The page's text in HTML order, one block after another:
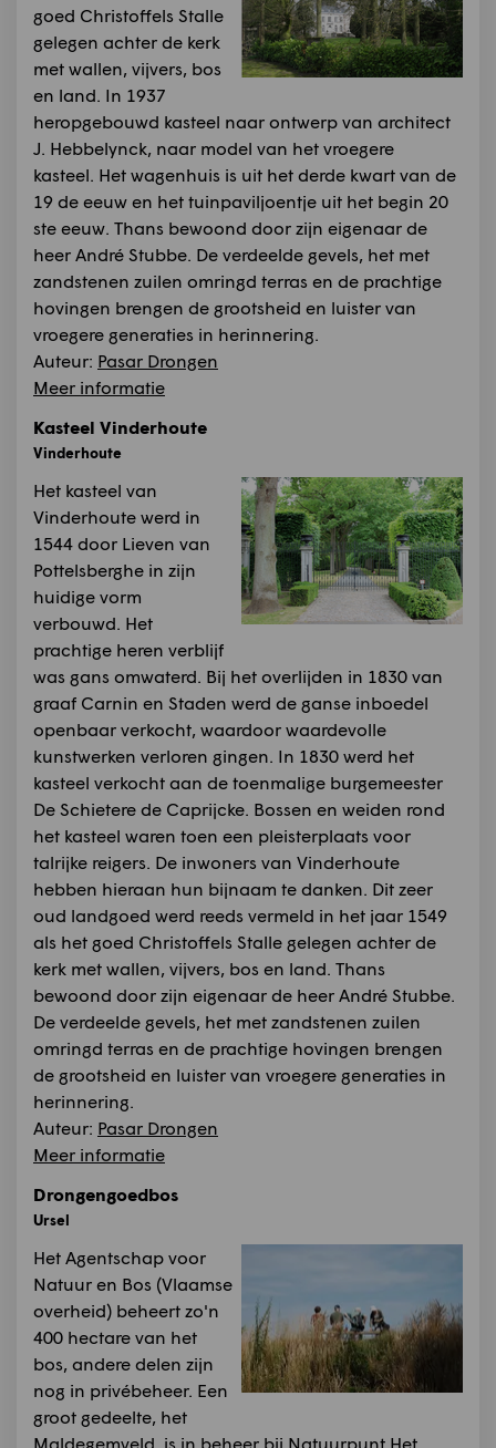
goed Christoffels Stalle
gelegen achter de kerk
met wallen, vijvers, bos
en land. In 1937
heropgebouwd kasteel naar ontwerp van architect
J. Hebbelynck, naar model van het vroegere
kasteel. Het wagenhuis is uit het derde kwart van de
19 de eeuw en het tuinpaviljoentje uit het begin 20
ste eeuw. Thans bewoond door zijn eigenaar de
heer André Stubbe. De verdeelde gevels, het met
zandstenen zuilen omringd terras en de prachtige
hovingen brengen de grootsheid en luister van
vroegere generaties in herinnering.
Auteur: Pasar Drongen
Meer informatie
Kasteel Vinderhoute
Vinderhoute
Het kasteel van
Vinderhoute werd in
1544 door Lieven van
Pottelsberghe in zijn
huidige vorm
verbouwd. Het
prachtige heren verblijf
was gans omwaterd. Bij het overlijden in 1830 van
graaf Carnin en Staden werd de ganse inboedel
openbaar verkocht, waardoor waardevolle
kunstwerken verloren gingen. In 1830 werd het
kasteel verkocht aan de toenmalige burgemeester
De Schietere de Caprijcke. Bossen en weiden rond
het kasteel waren toen een pleisterplaats voor
talrijke reigers. De inwoners van Vinderhoute
hebben hieraan hun bijnaam te danken. Dit zeer
oud landgoed werd reeds vermeld in het jaar 1549
als het goed Christoffels Stalle gelegen achter de
kerk met wallen, vijvers, bos en land. Thans
bewoond door zijn eigenaar de heer André Stubbe.
De verdeelde gevels, het met zandstenen zuilen
omringd terras en de prachtige hovingen brengen
de grootsheid en luister van vroegere generaties in
herinnering.
Auteur: Pasar Drongen
Meer informatie
Drongengoedbos
Ursel
Het Agentschap voor
Natuur en Bos (Vlaamse
overheid) beheert zo'n
400 hectare van het
bos, andere delen zijn
nog in privébeheer. Een
groot gedeelte, het
Maldegemveld, is in beheer bij Natuurpunt.Het